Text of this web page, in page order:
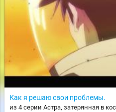
Как я решаю свои проблемы.
из 4 серии Астра, затерянная в